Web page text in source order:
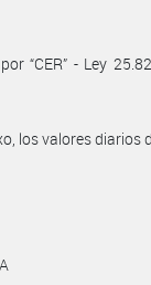
“CER” - Ley
los valores diarios